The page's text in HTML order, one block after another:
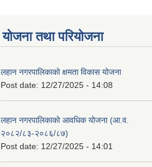
योजना तथा परियोजना
लहान नगरपालिकाको क्षमता विकास योजना
Post date: 12/27/2025 - 14:08
लहान नगरपालिकाको आवधिक योजना (आ.व.
२०८२/८३-२०८६/८७)
Post date: 12/27/2025 - 14:01